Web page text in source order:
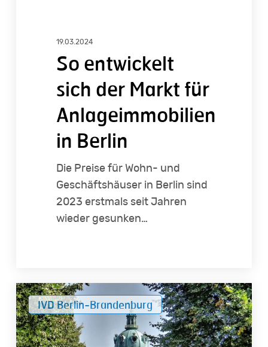
19.03.2024
So entwickelt
sich der Markt für
Anlageimmobilien
in Berlin
Die Preise für Wohn- und
Geschäftshäuser in Berlin sind
2023 erstmals seit Jahren
wieder gesunken…
Charlottenburg-
Wilmersdorf:
Die
Immobilienpreise
IVD Berlin-Brandenburg